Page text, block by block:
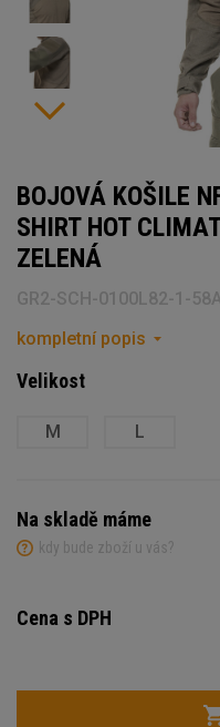
BOJOVÁ KOŠILE
SHIRT HOT
ZELENÁ
GR2-SCH-0100L82-1-58A
kompletní popis
Velikost
M L
Na skladě máme
kdy bude zboží u vás?
Cena s DPH
Počet
Variant